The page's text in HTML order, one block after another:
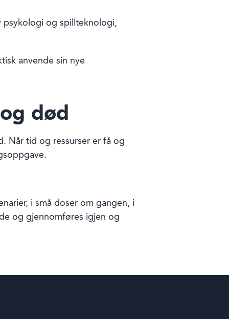
psykologi og spillteknologi,
anvende sin nye
død
Når tid og ressurser er få og
i små doser om gangen, i
og gjennomføres igjen og